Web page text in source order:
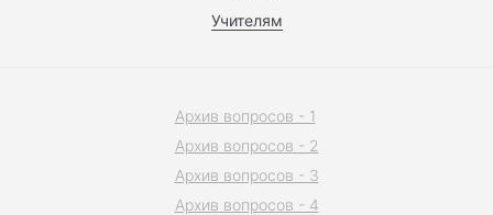
Учителям
Архив вопросов - 1
Архив вопросов - 2
Архив вопросов - 3
Архив вопросов - 4